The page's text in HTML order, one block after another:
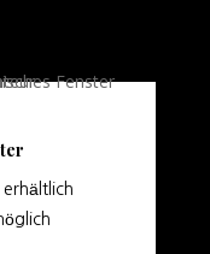
erhältlich